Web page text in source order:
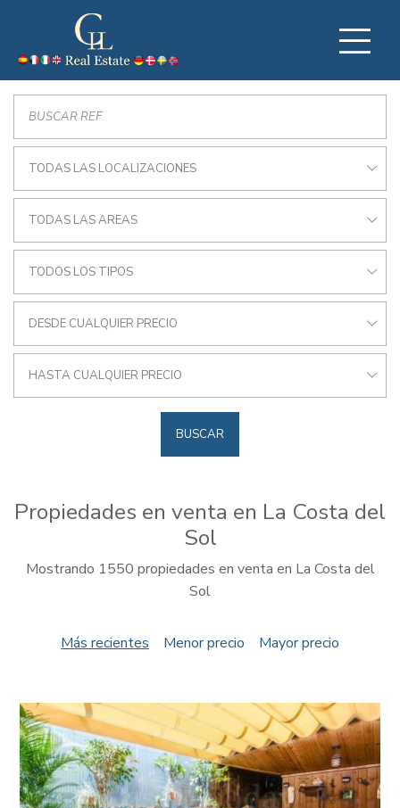
TODAS LAS LOCALIZACIONES
TODAS LAS AREAS
TODOS LOS TIPOS
DESDE CUALQUIER PRECIO
HASTA CUALQUIER PRECIO
BUSCAR
Propiedades en venta en La Costa del
Sol
Mostrando 1550 propiedades en venta en La Costa del
Sol
Más recientes Menor precio Mayor precio